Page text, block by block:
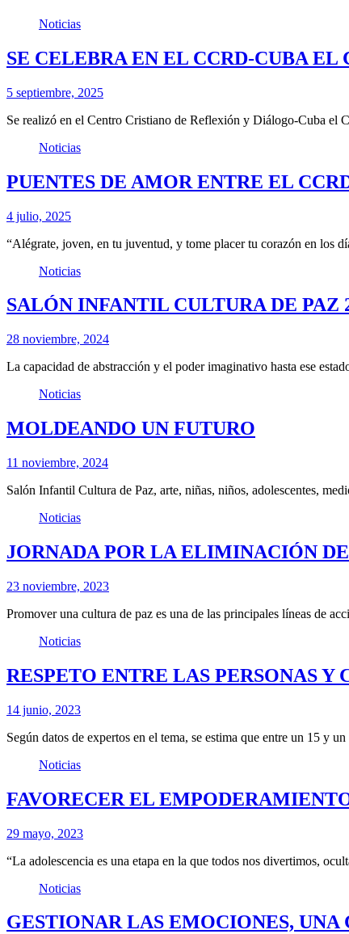
Noticias
SE CELEBRA EN EL CCRD-CUBA
5 septiembre, 2025
Se realizó en el Centro Cristiano de Reflexión y Diálogo-Cuba el
Noticias
PUENTES DE AMOR ENTRE EL
4 julio, 2025
“Alégrate, joven, en tu juventud, y tome placer tu corazón en los
Noticias
SALÓN INFANTIL CULTURA DE PAZ
28 noviembre, 2024
La capacidad de abstracción y el poder imaginativo hasta ese
Noticias
MOLDEANDO UN FUTURO
11 noviembre, 2024
Salón Infantil Cultura de Paz, arte, niñas, niños, adolescentes,
Noticias
JORNADA POR LA ELIMINACIÓN
23 noviembre, 2023
Promover una cultura de paz es una de las principales líneas de
Noticias
RESPETO ENTRE LAS PERSONAS
14 junio, 2023
Según datos de expertos en el tema, se estima que entre un 15 y
Noticias
FAVORECER EL
29 mayo, 2023
“La adolescencia es una etapa en la que todos nos divertimos,
Noticias
GESTIONAR LAS EMOCIONES,